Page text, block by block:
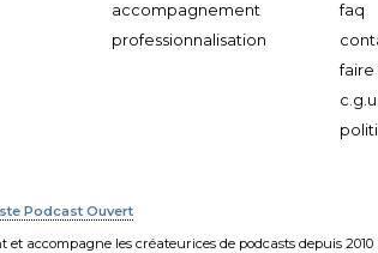
accompagnement
professionnalisation
faq
faire
c.g.u.
Podcast Ouvert
et accompagne les créateurices de podcasts depuis 2010